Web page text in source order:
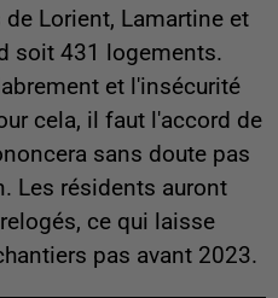
Lorient, Lamartine et
soit 431 logements.
et l'insécurité
cela, il faut l'accord de
sans doute pas
Les résidents auront
ce qui laisse
pas avant 2023.